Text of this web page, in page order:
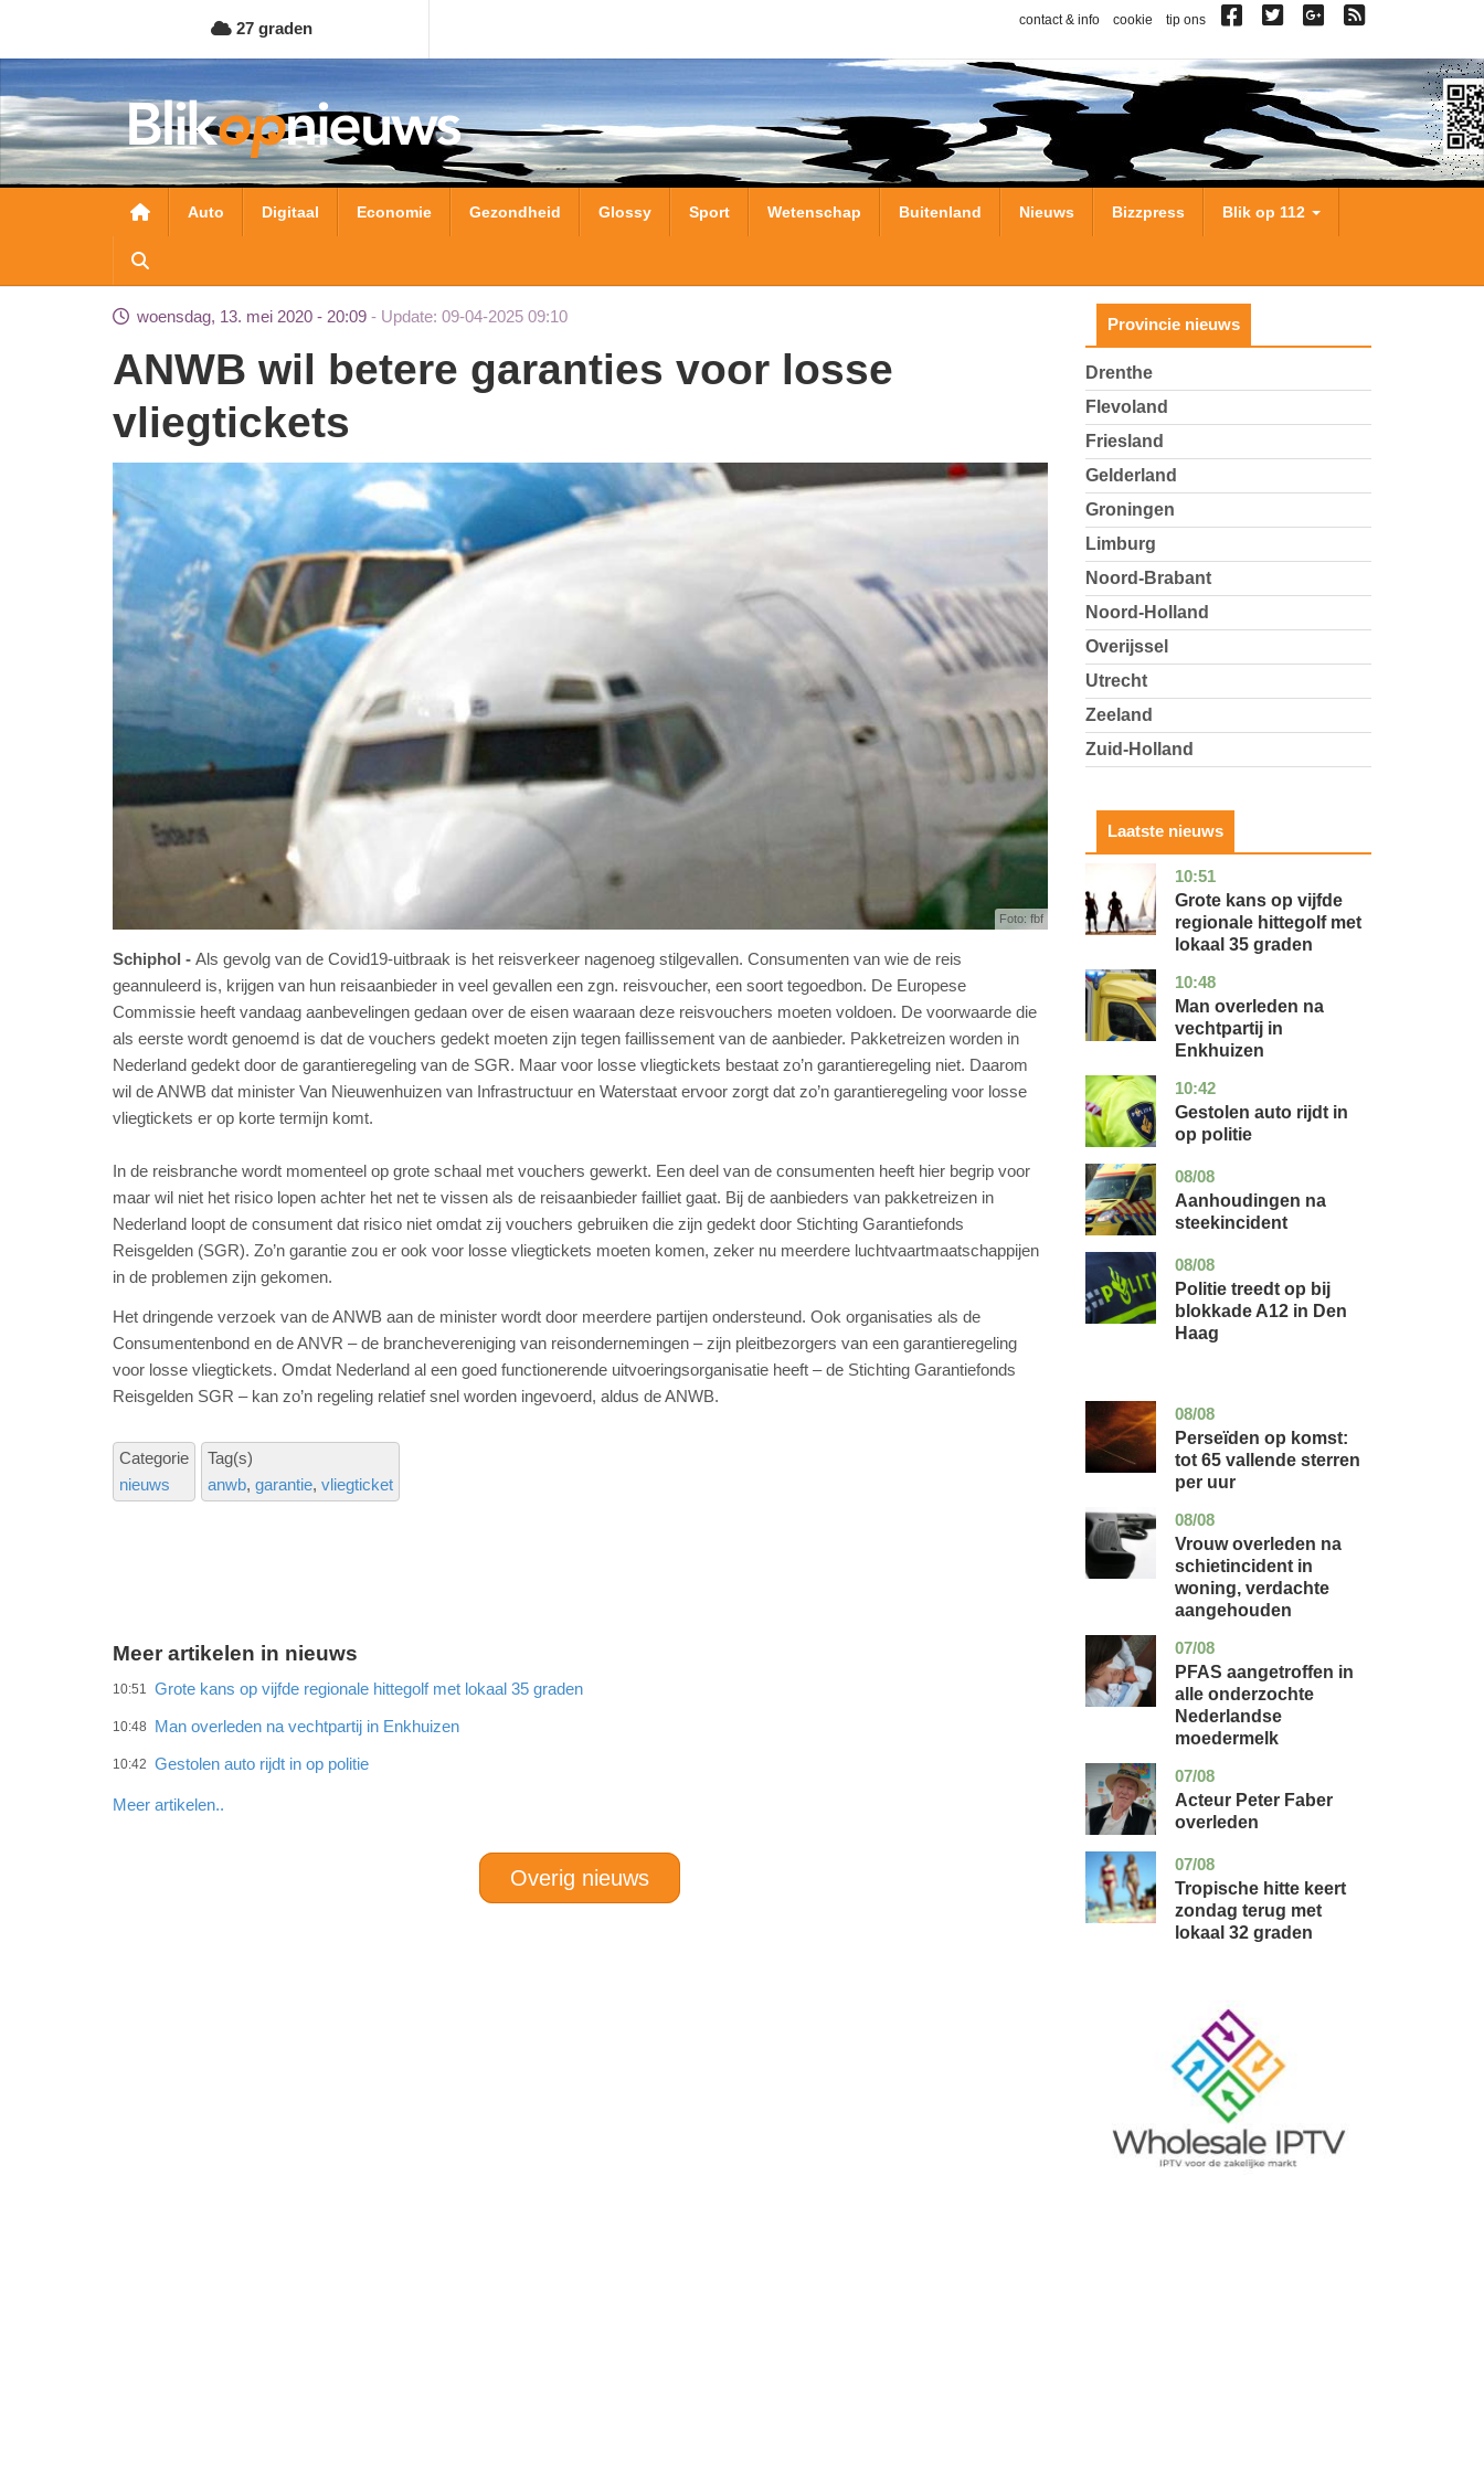
naar
de
inhoud
gaan
27 graden contact & info cookie tip ons
Hoofdnavigatie
Auto Digitaal Economie Gezondheid Glossy Sport Wetenschap Buitenland Nieuws Bizzpress Blik op 112
woensdag, 13. mei 2020 - 20:09 Update: 09-04-2025 09:10
ANWB wil betere garanties voor losse
vliegtickets
Foto: fbf
Schiphol
Als gevolg van de Covid19-uitbraak is het reisverkeer nagenoeg stilgevallen. Consumenten van wie de reis
geannuleerd is, krijgen van hun reisaanbieder in veel gevallen een zgn. reisvoucher, een soort tegoedbon. De Europese
Commissie heeft vandaag aanbevelingen gedaan over de eisen waaraan deze reisvouchers moeten voldoen. De voorwaarde die
als eerste wordt genoemd is dat de vouchers gedekt moeten zijn tegen faillissement van de aanbieder. Pakketreizen worden in
Nederland gedekt door de garantieregeling van de SGR. Maar voor losse vliegtickets bestaat zo’n garantieregeling niet. Daarom
wil de ANWB dat minister Van Nieuwenhuizen van Infrastructuur en Waterstaat ervoor zorgt dat zo’n garantieregeling voor losse
vliegtickets er op korte termijn komt.
In de reisbranche wordt momenteel op grote schaal met vouchers gewerkt. Een deel van de consumenten heeft hier begrip voor
maar wil niet het risico lopen achter het net te vissen als de reisaanbieder failliet gaat. Bij de aanbieders van pakketreizen in
Nederland loopt de consument dat risico niet omdat zij vouchers gebruiken die zijn gedekt door Stichting Garantiefonds
Reisgelden (SGR). Zo’n garantie zou er ook voor losse vliegtickets moeten komen, zeker nu meerdere luchtvaartmaatschappijen
in de problemen zijn gekomen.
Het dringende verzoek van de ANWB aan de minister wordt door meerdere partijen ondersteund. Ook organisaties als de
Consumentenbond en de ANVR – de branchevereniging van reisondernemingen – zijn pleitbezorgers van een garantieregeling
voor losse vliegtickets. Omdat Nederland al een goed functionerende uitvoeringsorganisatie heeft – de Stichting Garantiefonds
Reisgelden SGR – kan zo’n regeling relatief snel worden ingevoerd, aldus de ANWB.
Categorie
nieuws
Tag(s)
anwb garantie vliegticket
Meer artikelen in nieuws
10:51 Grote kans op vijfde regionale hittegolf met lokaal 35 graden
10:48 Man overleden na vechtpartij in Enkhuizen
10:42 Gestolen auto rijdt in op politie
Meer artikelen..
Overig nieuws
Provincie nieuws
Drenthe
Flevoland
Friesland
Gelderland
Groningen
Limburg
Noord-Brabant
Noord-Holland
Overijssel
Utrecht
Zeeland
Zuid-Holland
Laatste nieuws
10:51
utrecht
nieuws
Grote kans op vijfde
regionale hittegolf met
lokaal 35 graden
10:48
noord-
holland
nieuws
Man overleden na
vechtpartij in
Enkhuizen
10:42
noord-
brabant
nieuws
Gestolen auto rijdt in
op politie
08/08
utrecht
nieuws
Aanhoudingen na
steekincident
08/08
zuid-
holland
nieuws
Politie treedt op bij
blokkade A12 in Den
Haag
08/08
utrecht
nieuws
Perseïden op komst:
tot 65 vallende sterren
per uur
08/08
zuid-
holland
nieuws
Vrouw overleden na
schietincident in
woning, verdachte
aangehouden
07/08
utrecht
gezondheid
PFAS aangetroffen in
alle onderzochte
Nederlandse
moedermelk
07/08
noord-
holland
glossy
Acteur Peter Faber
overleden
07/08
utrecht
nieuws
Tropische hitte keert
zondag terug met
lokaal 32 graden